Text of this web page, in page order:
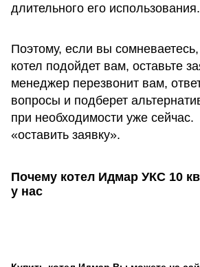
длительного его использования.
Поэтому, если вы
котел подойдет вам, оставьте
менеджер перезвонит вам,
вопросы и подберет
при необходимости уже сейчас.
«оставить заявку».
Почему котел Идмар УКС 10
у нас